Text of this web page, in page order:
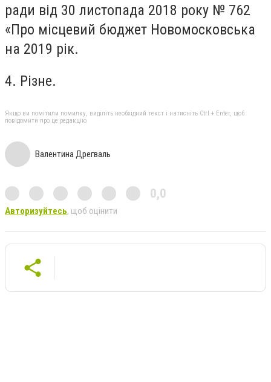
ради від 30 листопада 2018 року № 762
«Про місцевий бюджет Новомосковська
на 2019 рік.
4. Різне.
Якщо ви помітили помилку, виділіть необхідний текст і натисніть Ctrl + Enter, щоб
повідомити про це редакцію
Валентина Дрегваль
0,0
Авторизуйтесь, щоб оцінити